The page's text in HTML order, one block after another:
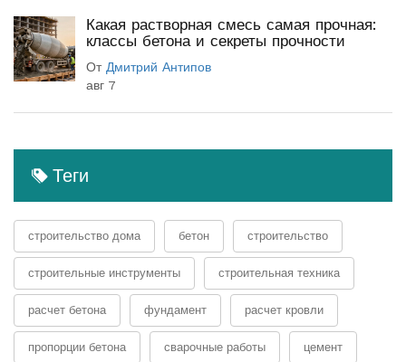
Какая растворная смесь самая прочная:
классы бетона и секреты прочности
От Дмитрий Антипов
авг 7
Теги
строительство дома бетон строительство
строительные инструменты строительная техника
расчет бетона фундамент расчет кровли
пропорции бетона сварочные работы цемент